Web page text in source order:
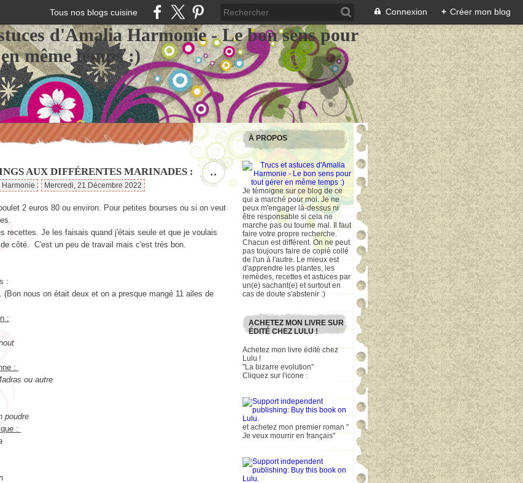
Tous nos blogs cuisine Connexion + Créer mon blog
d'Amalia Harmonie - Le bon sens pour
même temps :)
…
AUX DIFFÉRENTES MARINADES :
Harmonie Mercredi, 21 Décembre 2022
2 euros 80 ou environ. Pour petites bourses ou si on veut
recettes. Je les faisais quand j'étais seule et que je voulais
côté. C'est un peu de travail mais c'est très bon.
:
(Bon nous on était deux et on a presque mangé 11 ailes de
:
:
ou autre
poudre
:
À PROPOS
Je témoigne sur ce blog de ce
qui a marché pour moi. Je ne
peux m'engager là-dessus ni
être responsable si cela ne
marche pas ou tourne mal. Il faut
faire votre propre recherche.
Chacun est différent. On ne peut
pas toujours faire de copié collé
de l'un à l'autre. Le mieux est
d'apprendre les plantes, les
remèdes, recettes et astuces par
un(e) sachant(e) et surtout en
cas de doute s'abstenir :)
ACHETEZ MON LIVRE SUR
ÉDITÉ CHEZ LULU !
Achetez mon livre édité chez
Lulu !
"La bizarre evolution"
Cliquez sur l'icone :
et achetez mon premier roman "
Je veux mourrir en français"